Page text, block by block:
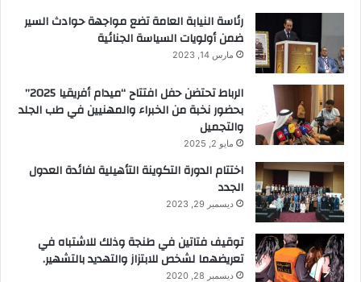
رئاسة النيابة العامة تضع مواجهة حوادث السير
ضمن أولويات السياسة الجنائية
مارس 14, 2023
الرباط تحتضن حفل افتتاح “ميدام أفريقيا 2025”
بحضور نخبة من الخبراء والمهنيين في طب الجلد
والتجميل
مايو 2, 2025
اختتام الدورة التكوينة التأهيلية لفائدة العدول
الجدد
ديسمبر 29, 2023
توقيف فتاتين في طنجة وذلك للاشتباه في
تعريضهما لشخص للابتزاز والتهديد بالتشهير.
ديسمبر 28, 2020